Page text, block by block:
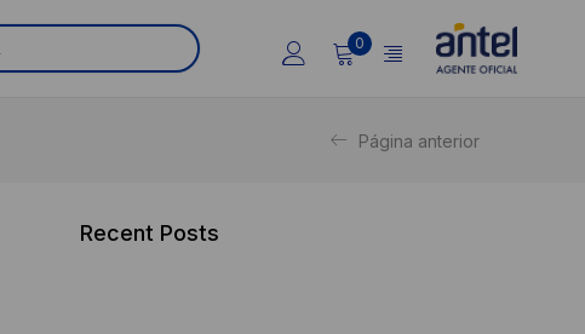
0
Página anterior
Recent Posts